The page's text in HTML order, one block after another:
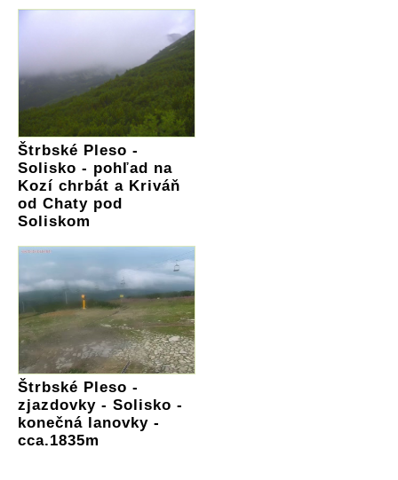
Štrbské Pleso -
Solisko - pohľad na
Kozí chrbát a Kriváň
od Chaty pod
Soliskom
Štrbské Pleso -
zjazdovky - Solisko -
konečná lanovky -
cca.1835m